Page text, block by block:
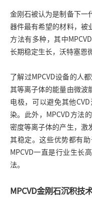
金刚石被认为是制备下一
器件最有希望的材料，
方法有多种，其中
长期稳定生长，沃特塞恩
了解过MPCVD设备的人
其等离子体的能量由微波
电极，可以避免其他
染。此外，MPCVD方法
密度等离子体的产生，激
其稳定。这些优势都有
MPCVD一直是行业生长
法。
MPCVD金刚石沉积技